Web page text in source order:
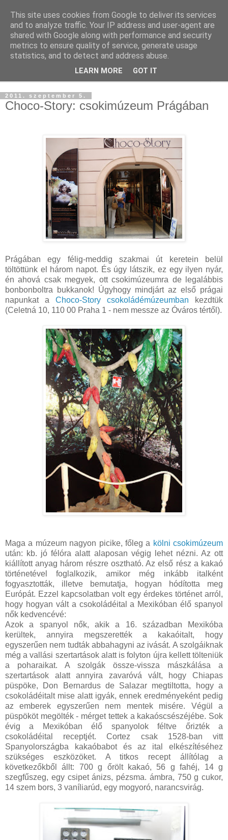
2011. szeptember 5.
Choco-Story: csokimúzeum Prágában
Prágában egy félig-meddig szakmai út keretein belül
töltöttünk el három napot. És úgy látszik, ez egy ilyen nyár,
én ahová csak megyek, ott csokimúzeumra de legalábbis
bonbonboltra bukkanok! Úgyhogy mindjárt az első prágai
napunkat a Choco-Story csokoládémúzeumban kezdtük
(Celetná 10, 110 00 Praha 1 - nem messze az Óváros tértől).
Maga a múzeum nagyon picike, főleg a kölni csokimúzeum
után: kb. jó félóra alatt alaposan végig lehet nézni. Az ott
kiállított anyag három részre osztható. Az első rész a kakaó
történetével foglalkozik, amikor még inkább italként
fogyasztották, illetve bemutatja, hogyan hódította meg
Európát. Ezzel kapcsolatban volt egy érdekes történet arról,
hogy hogyan vált a csokoládéital a Mexikóban élő spanyol
nők kedvencévé:
Azok a spanyol nők, akik a 16. században Mexikóba
kerültek, annyira megszerették a kakaóitalt, hogy
egyszerűen nem tudták abbahagyni az ivását. A szolgáiknak
még a vallási szertartások alatt is folyton újra kellett tölteniük
a poharaikat. A szolgák össze-vissza mászkálása a
szertartások alatt annyira zavaróvá vált, hogy Chiapas
püspöke, Don Bernardus de Salazar megtiltotta, hogy a
csokoládéitalt mise alatt igyák, ennek eredményeként pedig
az emberek egyszerűen nem mentek misére. Végül a
püspököt megölték - mérget tettek a kakaóscsészéjébe. Sok
évig a Mexikóban élő spanyolok féltve őrizték a
csokoládéital receptjét. Cortez csak 1528-ban vitt
Spanyolországba kakaóbabot és az ital elkészítéséhez
szükséges eszközöket. A titkos recept állítólag a
következőkből állt: 700 g őrölt kakaó, 56 g fahéj, 14 g
szegfűszeg, egy csipet ánizs, pézsma. ámbra, 750 g cukor,
14 szem bors, 3 vaníliarúd, egy mogyoró, narancsvirág.
This site uses cookies from Google to deliver its services
and to analyze traffic. Your IP address and user-agent are
shared with Google along with performance and security
metrics to ensure quality of service, generate usage
statistics, and to detect and address abuse.
LEARN MORE GOT IT